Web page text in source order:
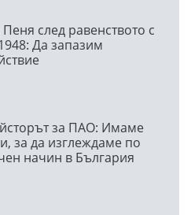
след равенството с
Да запазим
за ПАО: Имаме
за да изглеждаме по
начин в България